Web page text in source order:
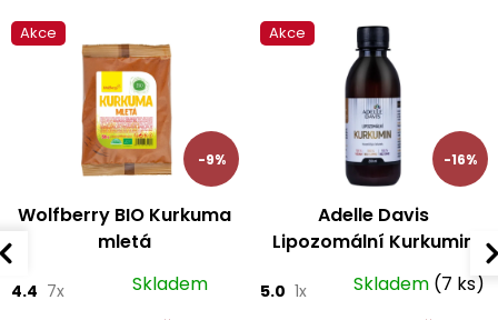
Akce
-9%
Wolfberry BIO Kurkuma
mletá
4.4 7x Skladem
Akce
-16%
Adelle Davis
Lipozomální Kurkumin
5.0 1x Skladem (7 ks)